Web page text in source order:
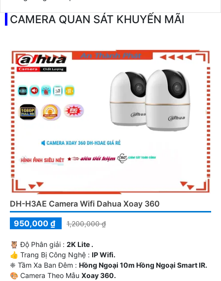
CAMERA QUAN SÁT KHUYẾN MÃI
DH-H3AE Camera Wifi Dahua Xoay 360
950,000 ₫
1,200,000 ₫
🦉 Độ Phân giải : 2K Lite .
👍 Trang Bị Công Nghệ : IP Wifi.
❈ Tầm Xa Ban Đêm : Hồng Ngoại 10m Hồng Ngoại Smart IR.
🎨 Camera Theo Mẫu Xoay 360.